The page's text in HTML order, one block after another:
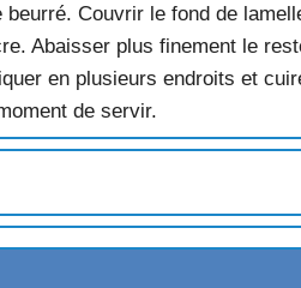
Couvrir le fond de
Abaisser plus finement le
en plusieurs endroits et
de servir.